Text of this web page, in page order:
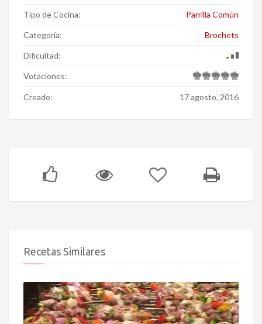
Tipo de Cocina: Parrilla Común
Categoría: Brochets
Dificultad:
Votaciones:
Creado: 17 agosto, 2016
Recetas Similares